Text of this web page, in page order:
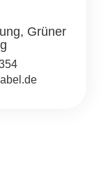
Grüner